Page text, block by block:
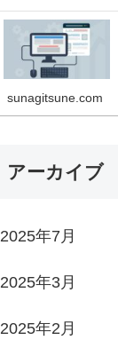
sunagitsune.com
アーカイブ
2025年7月
2025年3月
2025年2月